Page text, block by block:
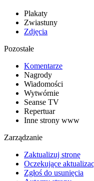
Plakaty
Zwiastuny
Zdjęcia
Pozostałe
Komentarze
Nagrody
Wiadomości
Wytwórnie
Seanse TV
Repertuar
Inne strony www
Zarządzanie
Zaktualizuj stronę
Oczekujące
Zgłoś do usunięcia